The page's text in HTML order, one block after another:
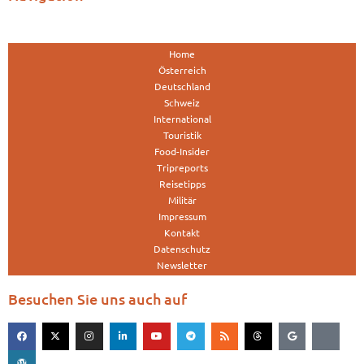
Home
Österreich
Deutschland
Schweiz
International
Touristik
Food-Insider
Tripreports
Reisetipps
Militär
Impressum
Kontakt
Datenschutz
Newsletter
Besuchen Sie uns auch auf